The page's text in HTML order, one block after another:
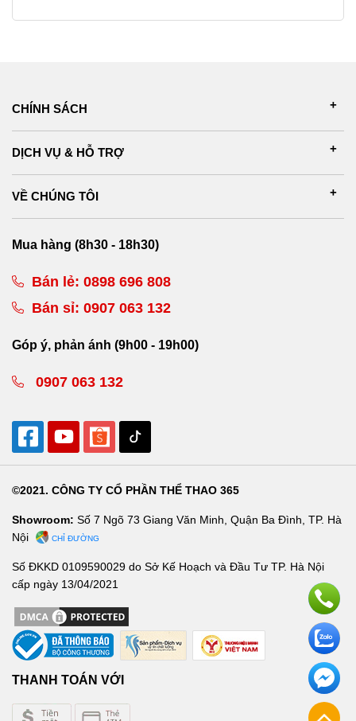
CHÍNH SÁCH
DỊCH VỤ & HỖ TRỢ
VỀ CHÚNG TÔI
Mua hàng (8h30 - 18h30)
Bán lẻ: 0898 696 808
Bán sỉ: 0907 063 132
Góp ý, phản ánh (9h00 - 19h00)
0907 063 132
©2021. CÔNG TY CỔ PHẦN THỂ THAO 365
Showroom: Số 7 Ngõ 73 Giang Văn Minh, Quận Ba Đình, TP. Hà
Nội
CHỈ ĐƯỜNG
Số ĐKKD 0109590029 do Sở Kế Hoạch và Đầu Tư TP. Hà Nội
cấp ngày 13/04/2021
THANH TOÁN VỚI